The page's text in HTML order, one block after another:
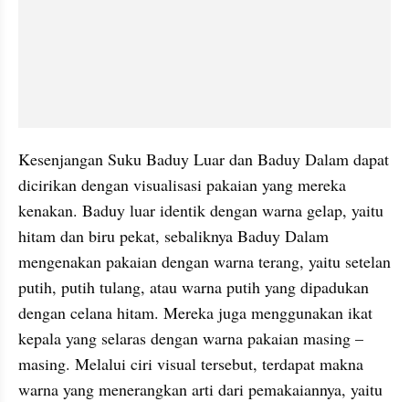
Kesenjangan Suku Baduy Luar dan Baduy Dalam dapat
dicirikan dengan visualisasi pakaian yang mereka
kenakan. Baduy luar identik dengan warna gelap, yaitu
hitam dan biru pekat, sebaliknya Baduy Dalam
mengenakan pakaian dengan warna terang, yaitu setelan
putih, putih tulang, atau warna putih yang dipadukan
dengan celana hitam. Mereka juga menggunakan ikat
kepala yang selaras dengan warna pakaian masing –
masing. Melalui ciri visual tersebut, terdapat makna
warna yang menerangkan arti dari pemakaiannya, yaitu